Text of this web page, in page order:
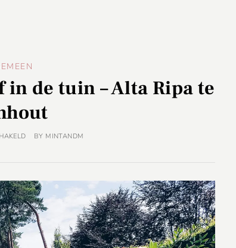
de tuin – Alta Ripa te
BY MINTANDM